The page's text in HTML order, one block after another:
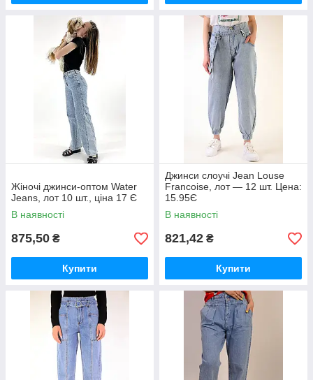
Жіночі джинси-оптом Water
Jeans, лот 10 шт., ціна 17 Є
В наявності
875,50 ₴
Купити
Джинси слоучі Jean Louse
Francoise, лот — 12 шт. Цена:
15.95Є
В наявності
821,42 ₴
Купити